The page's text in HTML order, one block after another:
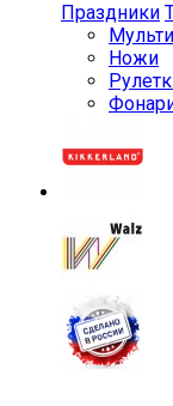
Праздники
Ножи